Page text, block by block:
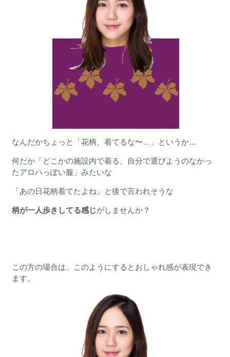
なんだかちょっと「花柄、着てるな〜…」というか…
何だか「どこかの施設内で着る、自分で選びようのなかっ
たアロハっぽい服」みたいな
「あの日花柄着てたよね」と後で言われそうな
柄が一人歩きしてる感じがしませんか？
この方の場合は、このようにするとおしゃれ感が表現でき
ます。